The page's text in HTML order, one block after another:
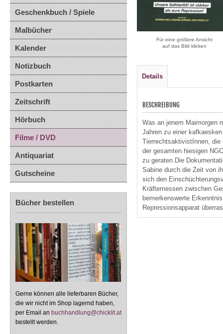
Geschenkbuch / Spiele
Malbücher
Kalender
Notizbuch
Postkarten
Zeitschrift
Hörbuch
Filme / DVD
Antiquariat
Gutscheine
Bücher bestellen
Gerne können alle lieferbaren Bücher,
die wir nicht im Shop lagernd haben,
per Email an buchhandlung@chicklit.at
bestellt werden.
Für eine größere Ansicht
auf das Bild klicken
Details
BESCHREIBUNG
Was an jenem Maimorgen
Jahren zu einer
TierrechtsaktivistInnen, die
der gesamten hiesigen
zu geraten.Die
Sabine durch die Zeit von
sich den
Kräftemessen zwischen
bemerkenswerte
Repressionsapparat